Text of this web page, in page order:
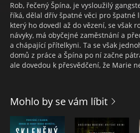
Rob, řečený Špína, je vysloužilý
říká, dělal dřív špatné věci pro špatné
který ho dovedl až do vězení, se však
návyky, má obyčejné zaměstnání a
a chápající přítelkyni. Ta se však
domů z práce a Špína po ní začne
ale dovedou k přesvědčení, že Marie
K jejímu nalezení bude muset nejen
přístup a Špínova cesta bude znovu
Mohlo by se vám líbit